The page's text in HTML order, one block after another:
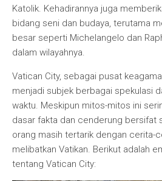
Katolik. Kehadirannya juga
bidang seni dan budaya, terutama
besar seperti Michelangelo dan
dalam wilayahnya.
Vatican City, sebagai pusat
menjadi subjek berbagai spekulasi
waktu. Meskipun mitos-mitos ini
dasar fakta dan cenderung bersifat
orang masih tertarik dengan cerita-
melibatkan Vatikan. Berikut adalah
tentang Vatican City: